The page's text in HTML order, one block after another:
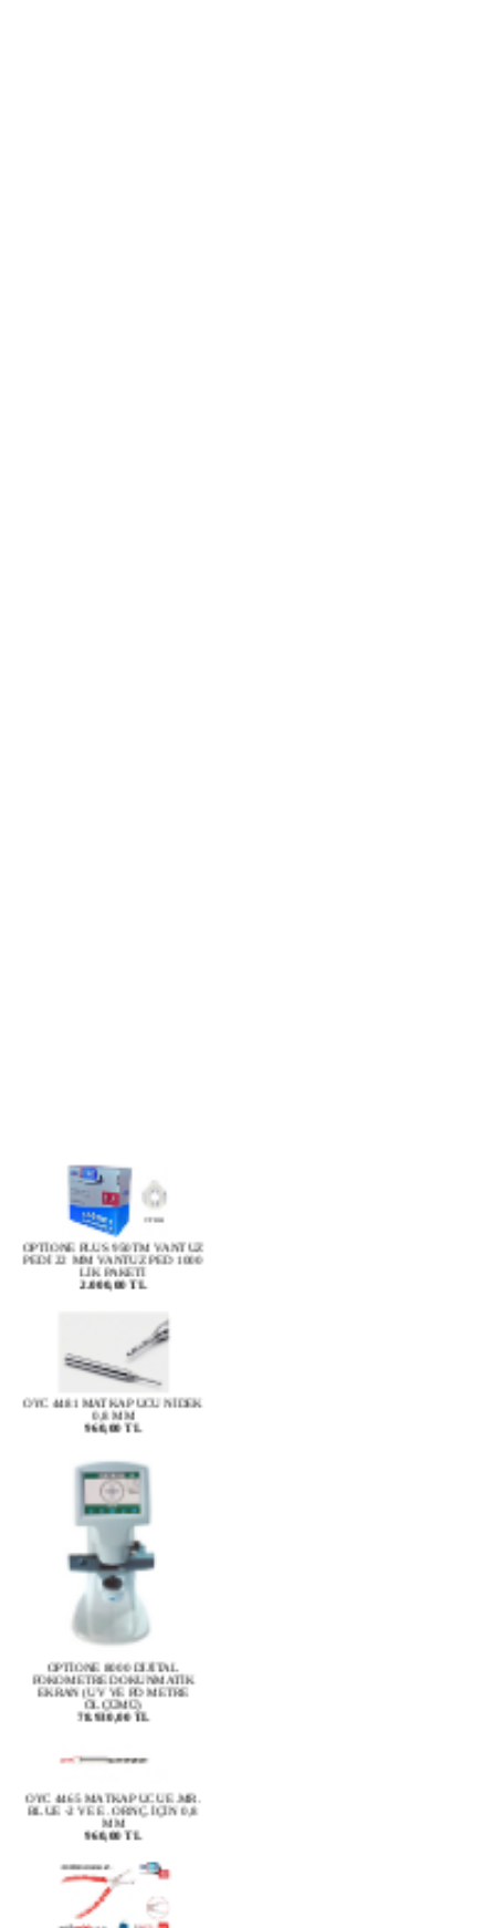
OPTİONE PLUS 950TM VANTUZ
PEDİ 22 MM VANTUZ PED 1000
LİK PAKETİ
2.000,00 TL
OYC 4481 MATKAP UCU NİDEK
960,00 TL
OPTİONE 8000 DİJİTAL
EKRAN (UV VE PD METRE
ÖLÇÜMÜ)
78.930,00 TL
MM
960,00 TL
OPTİONE PLUS 20240P DÜBEL